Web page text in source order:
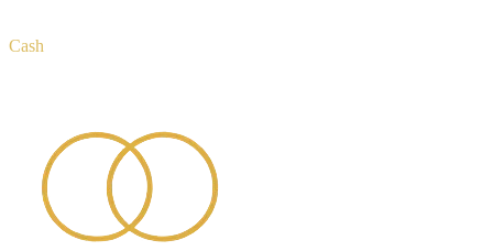
Cash